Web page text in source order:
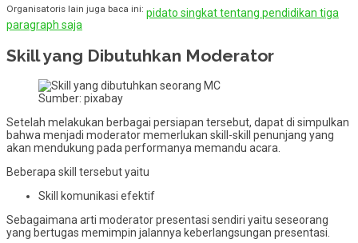
Organisatoris lain juga baca ini: pidato singkat tentang pendidikan tiga
paragraph saja
Skill yang Dibutuhkan Moderator
Sumber: pixabay
Setelah melakukan berbagai persiapan tersebut, dapat di simpulkan
bahwa menjadi moderator memerlukan skill-skill penunjang yang
akan mendukung pada performanya memandu acara.
Beberapa skill tersebut yaitu
Skill komunikasi efektif
Sebagaimana arti moderator presentasi sendiri yaitu seseorang
yang bertugas memimpin jalannya keberlangsungan presentasi.